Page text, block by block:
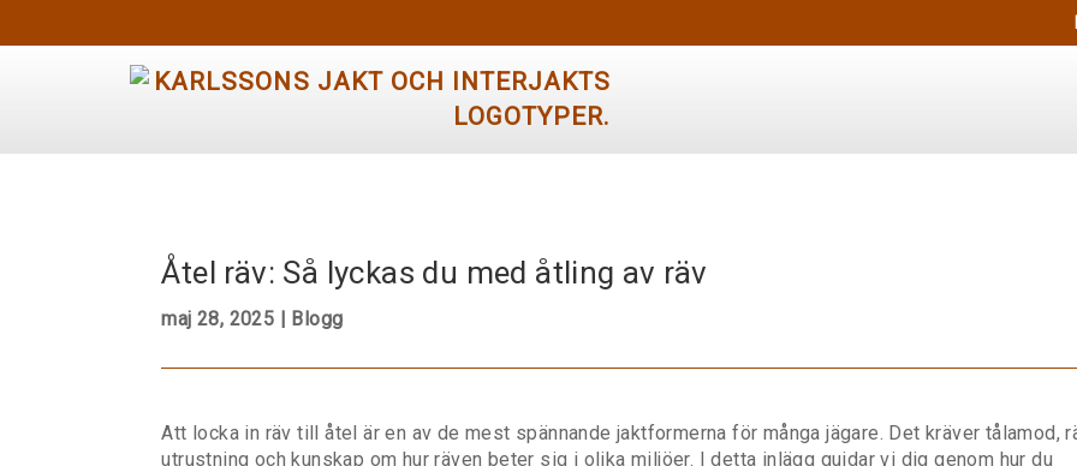
Åtel räv: Så lyckas du med åtling av räv
maj 28, 2025 | Blogg
Att locka in räv till åtel är en av de mest spännande jaktformerna för många jägare. Det kräver tålamod,
utrustning och kunskap om hur räven beter sig i olika miljöer. I detta inlägg guidar vi dig genom hur du